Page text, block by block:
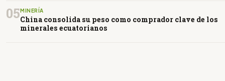
05MINERÍA
China consolida su peso como comprador clave de los
minerales ecuatorianos